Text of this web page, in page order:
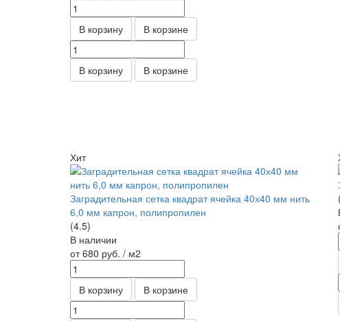
В корзину В корзине
В корзину В корзине
Хит
Заградительная сетка квадрат ячейка 40х40 мм нить
6,0 мм капрон, полипропилен
(4.5)
В наличии
от 680 руб. / м2
В корзину В корзине